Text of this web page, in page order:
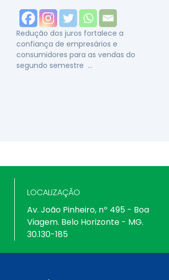
Redução dos juros fortalece a
confiança de empresários e
consumidores para as vendas do
segundo semestre …
LOCALIZAÇÃO
Av. João Pinheiro, nº 495 - Boa
Viagem. Belo Horizonte - MG.
30.130-185